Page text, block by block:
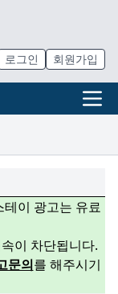
로그인 회원가입
이 광고는 유료
이 차단됩니다.
문의를 해주시기